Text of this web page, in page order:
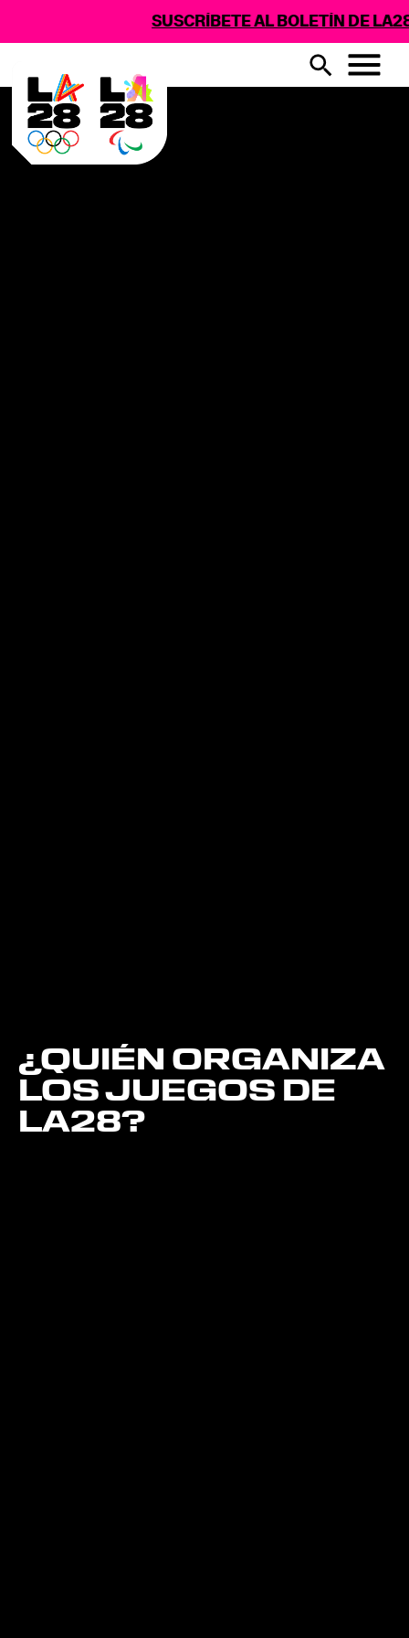
SUSCRÍBETE AL BOLETÍN DE LA28
¿QUIÉN ORGANIZA
LOS JUEGOS DE
LA28?